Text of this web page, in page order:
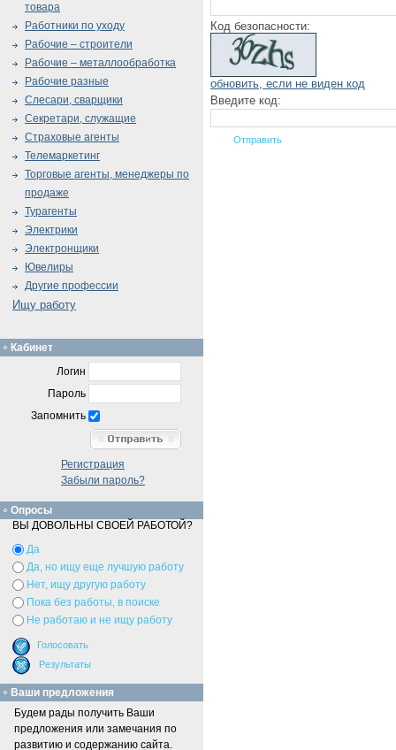
Код безопасности:
обновить, если не виден код
Введите код:
товара
Работники по уходу
Рабочие – строители
Рабочие – металлообработка
Рабочие разные
Слесари, сварщики
Секретари, служащие
Страховые агенты
Телемаркетинг
Торговые агенты, менеджеры по
продаже
Турагенты
Электрики
Электронщики
Ювелиры
Другие профессии
Ищу работу
Кабинет
Логин
Пароль
Запомнить
Регистрация
Забыли пароль?
Опросы
ВЫ ДОВОЛЬНЫ СВОЕЙ РАБОТОЙ?
Да
Да, но ищу еще лучшую работу
Нет, ищу другую работу
Пока без работы, в поиске
Не работаю и не ищу работу
Ваши предложения
Будем рады получить Ваши
предложения или замечания по
развитию и содержанию сайта.